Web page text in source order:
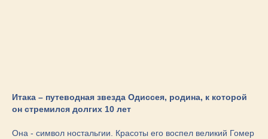
Итака – путеводная звезда Одиссея, родина, к которой
он стремился долгих 10 лет
Она - символ ностальгии. Красоты его воспел великий Гомер